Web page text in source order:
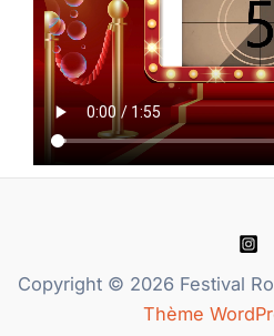
Copyright © 2026 Festival
Thème